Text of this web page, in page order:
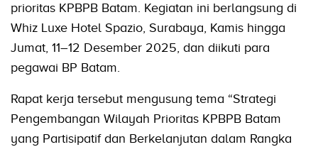
prioritas KPBPB Batam. Kegiatan ini berlangsung di
Whiz Luxe Hotel Spazio, Surabaya, Kamis hingga
Jumat, 11–12 Desember 2025, dan diikuti para
pegawai BP Batam.
Rapat kerja tersebut mengusung tema “Strategi
Pengembangan Wilayah Prioritas KPBPB Batam
yang Partisipatif dan Berkelanjutan dalam Rangka